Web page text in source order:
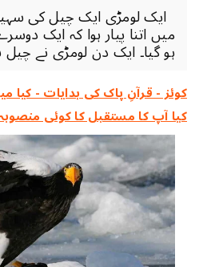
ایک لومڑی ایک چیل کی
میں اتنا پیار ہوا کہ ایک
ہو گیا۔ ایک دن لومڑی نے
کوئز - قرآنِ پاک کی ہدایات - کیا
کیا آپ کا مستقبل کا کوئی